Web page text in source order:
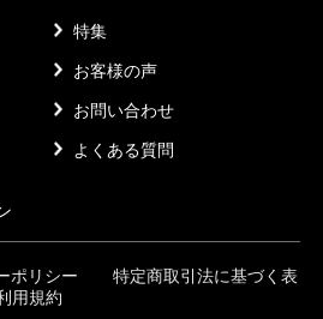
特集
お客様の声
お問い合わせ
よくある質問
ポリシー
特定商取引法に基づく表
用規約